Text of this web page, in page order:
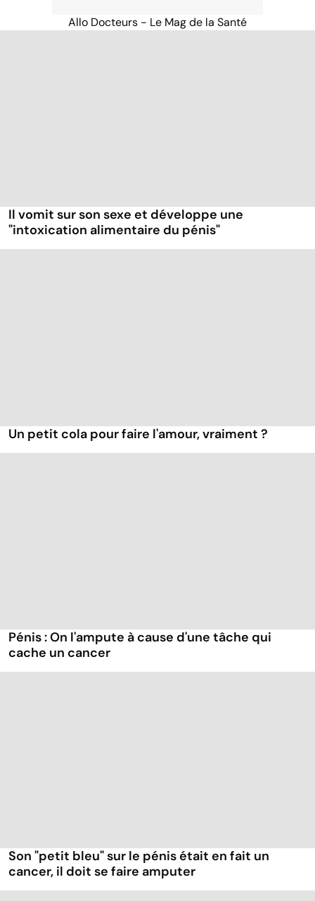
Allo Docteurs - Le Mag de la Santé
Il vomit sur son sexe et développe une
"intoxication alimentaire du pénis"
Un petit cola pour faire l'amour, vraiment ?
Pénis : On l'ampute à cause d'une tâche qui
cache un cancer
Son "petit bleu" sur le pénis était en fait un
cancer, il doit se faire amputer